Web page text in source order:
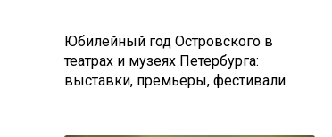
Юбилейный год Островского в
театрах и музеях Петербурга:
выставки, премьеры, фестивали